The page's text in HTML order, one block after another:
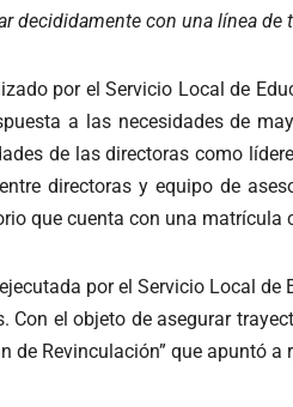
decididamente con una línea
por el Servicio Local de
a las necesidades de
de las directoras como
directoras y equipo de
que cuenta con una matrícula
por el Servicio Local
Con el objeto de asegurar
de Revinculación” que apuntó